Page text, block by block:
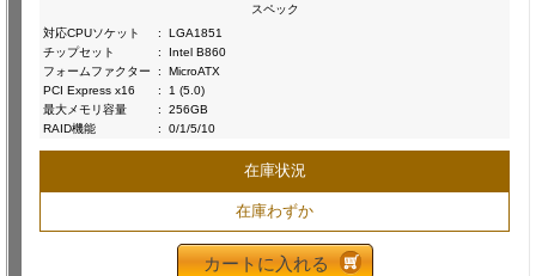
スペック
対応CPUソケット
:
LGA1851
チップセット
:
Intel B860
フォームファクター
:
MicroATX
PCI Express x16
:
1 (5.0)
最大メモリ容量
:
256GB
RAID機能
: 0/1/5/10
在庫状況
在庫わずか
カートに入れる